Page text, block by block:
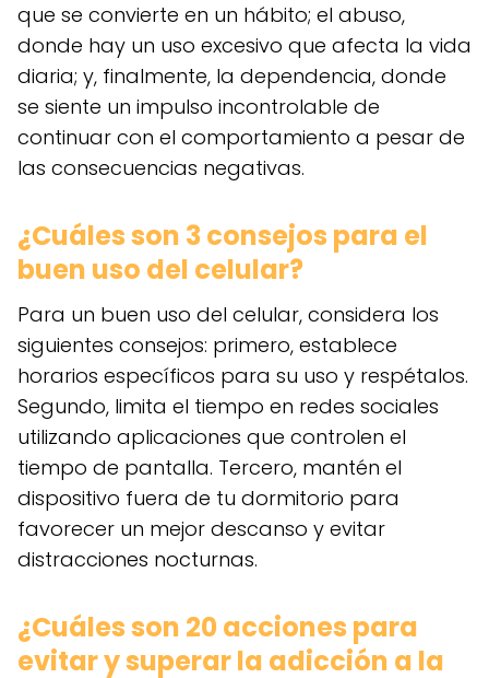
que se convierte en un hábito; el abuso,
donde hay un uso excesivo que afecta la vida
diaria; y, finalmente, la dependencia, donde
se siente un impulso incontrolable de
continuar con el comportamiento a pesar de
las consecuencias negativas.
¿Cuáles son 3 consejos para el
buen uso del celular?
Para un buen uso del celular, considera los
siguientes consejos: primero, establece
horarios específicos para su uso y respétalos.
Segundo, limita el tiempo en redes sociales
utilizando aplicaciones que controlen el
tiempo de pantalla. Tercero, mantén el
dispositivo fuera de tu dormitorio para
favorecer un mejor descanso y evitar
distracciones nocturnas.
¿Cuáles son 20 acciones para
evitar y superar la adicción a la